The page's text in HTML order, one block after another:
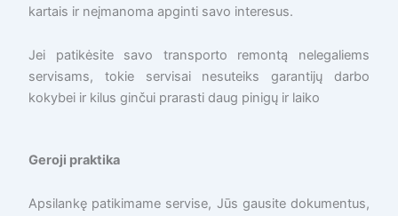
kartais ir neįmanoma apginti savo interesus.
Jei patikėsite savo transporto remontą nelegaliems
servisams, tokie servisai nesuteiks garantijų darbo
kokybei ir kilus ginčui prarasti daug pinigų ir laiko
Geroji praktika
Apsilankę patikimame servise, Jūs gausite dokumentus,